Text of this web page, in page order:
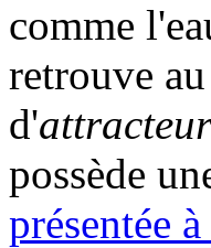
comme
retrouve
d'
possède
présentée